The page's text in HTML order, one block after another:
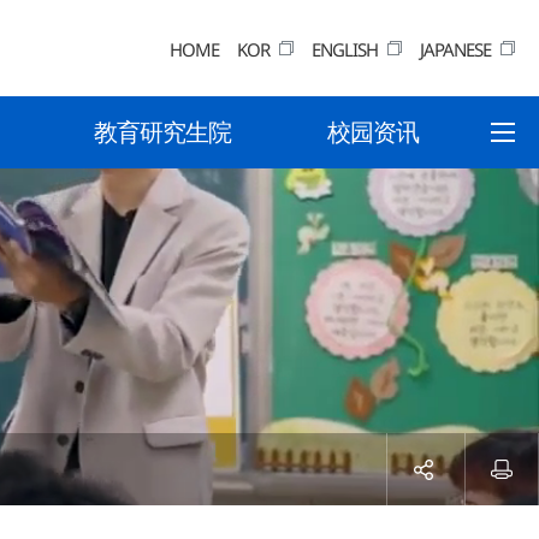
HOME KOR ENGLISH JAPANESE
教育研究生院 校园资讯